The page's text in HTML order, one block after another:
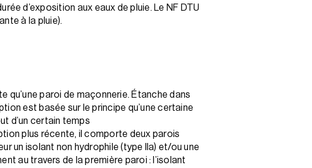
d’exposition aux eaux de pluie. Le NF DTU
à la pluie).
qu’une paroi de maçonnerie. Étanche dans
est basée sur le principe qu’une certaine
d’un certain temps
plus récente, il comporte deux parois
un isolant non hydrophile (type IIa) et/ou une
au travers de la première paroi : l’isolant